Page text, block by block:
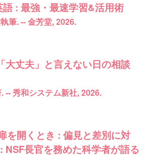
: 最強・最速学習&活用術
筆. -- 金芳堂, 2026.
大丈夫」と言えない日の相談
-- 秀和システム新社, 2026.
を開くとき : 偏見と差別に対
NSF長官を務めた科学者が語る